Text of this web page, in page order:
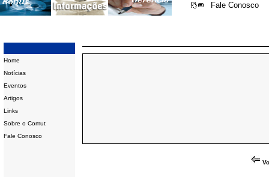
Fale Conosco
Home
Notícias
Eventos
Artigos
Links
Sobre o Comut
Fale Conosco